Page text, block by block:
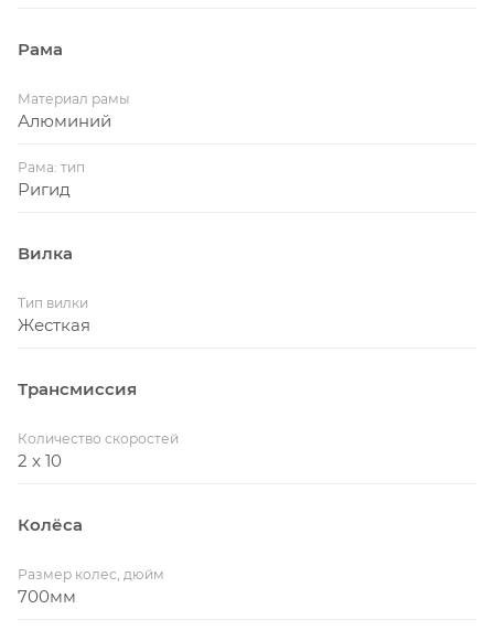
Рама
Материал рамы
Алюминий
Рама: тип
Ригид
Вилка
Тип вилки
Жесткая
Трансмиссия
Количество скоростей
2 x 10
Колёса
Размер колес, дюйм
700мм